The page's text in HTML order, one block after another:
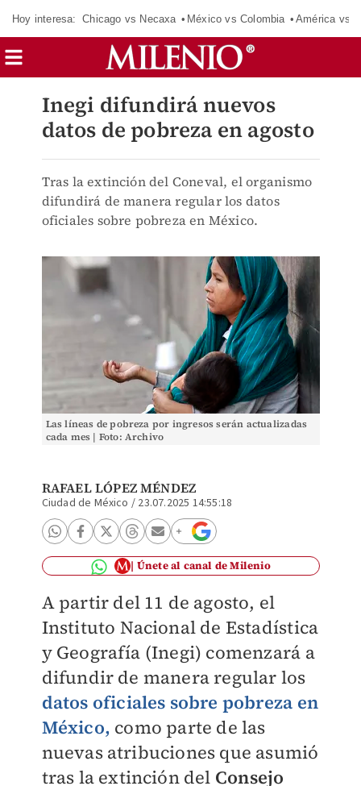
Hoy interesa: Chicago vs Necaxa México vs Colombia América vs
Inegi difundirá nuevos
datos de pobreza en agosto
Tras la extinción del Coneval, el organismo
difundirá de manera regular los datos
oficiales sobre pobreza en México.
Las líneas de pobreza por ingresos serán actualizadas
cada mes | Foto: Archivo
RAFAEL LÓPEZ MÉNDEZ
Ciudad de México / 23.07.2025 14:55:18
Únete al canal de Milenio
A partir del 11 de agosto, el
Instituto Nacional de Estadística
y Geografía (Inegi) comenzará a
difundir de manera regular los
datos oficiales sobre pobreza en
México, como parte de las
nuevas atribuciones que asumió
tras la extinción del Consejo